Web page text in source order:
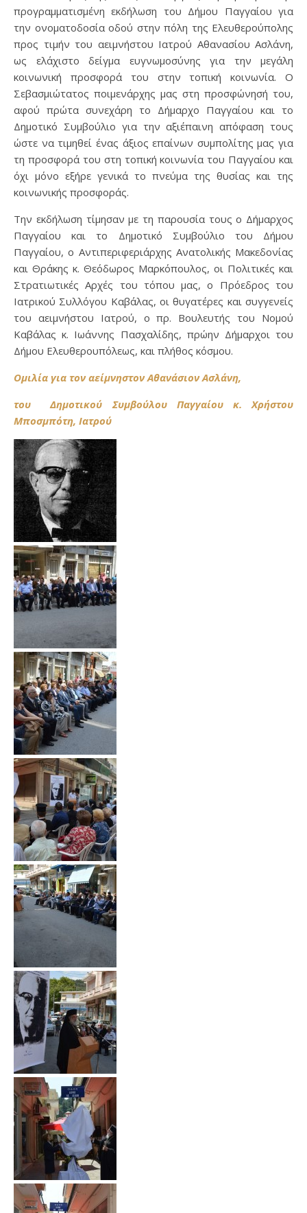
προγραμματισμένη εκδήλωση του Δήμου Παγγαίου για
την ονοματοδοσία οδού στην πόλη της Ελευθερούπολης
προς τιμήν του αειμνήστου Ιατρού Αθανασίου Ασλάνη,
ως ελάχιστο δείγμα ευγνωμοσύνης για την μεγάλη
κοινωνική προσφορά του στην τοπική κοινωνία. Ο
Σεβασμιώτατος ποιμενάρχης μας στη προσφώνησή του,
αφού πρώτα συνεχάρη το Δήμαρχο Παγγαίου και το
Δημοτικό Συμβούλιο για την αξιέπαινη απόφαση τους
ώστε να τιμηθεί ένας άξιος επαίνων συμπολίτης μας για
τη προσφορά του στη τοπική κοινωνία του Παγγαίου και
όχι μόνο εξήρε γενικά το πνεύμα της θυσίας και της
κοινωνικής προσφοράς.
Την εκδήλωση τίμησαν με τη παρουσία τους ο Δήμαρχος
Παγγαίου και το Δημοτικό Συμβούλιο του Δήμου
Παγγαίου, ο Αντιπεριφεριάρχης Ανατολικής Μακεδονίας
και Θράκης κ. Θεόδωρος Μαρκόπουλος, οι Πολιτικές και
Στρατιωτικές Αρχές του τόπου μας, ο Πρόεδρος του
Ιατρικού Συλλόγου Καβάλας, οι θυγατέρες και συγγενείς
του αειμνήστου Ιατρού, ο πρ. Βουλευτής του Νομού
Καβάλας κ. Ιωάννης Πασχαλίδης, πρώην Δήμαρχοι του
Δήμου Ελευθερουπόλεως, και πλήθος κόσμου.
Ομιλία για τον αείμνηστον Αθανάσιον Ασλάνη,
του Δημοτικού Συμβούλου Παγγαίου κ. Χρήστου
Μποσμπότη, Ιατρού